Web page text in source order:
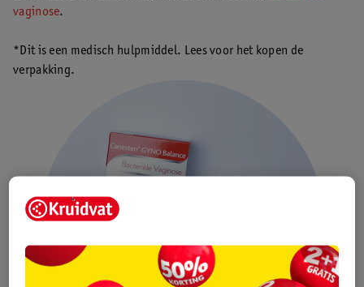
vaginose.
*Dit is een medisch hulpmiddel. Lees voor het kopen de
verpakking.